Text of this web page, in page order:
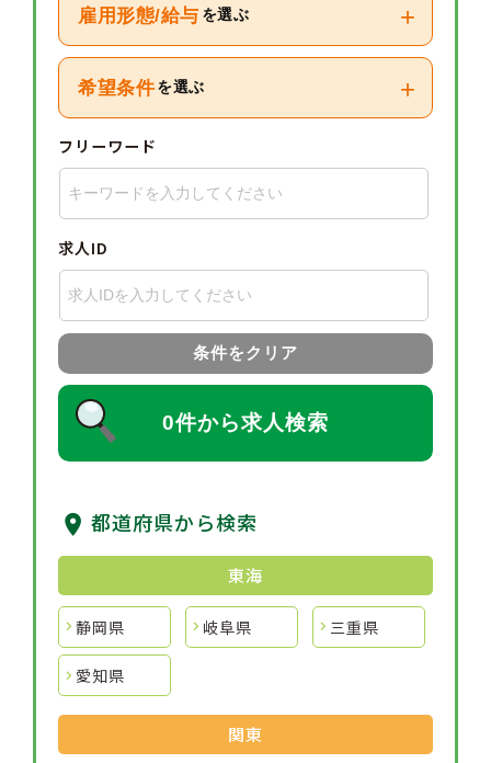
雇用形態/給与 を選ぶ +
希望条件 を選ぶ +
フリーワード
求人ID
条件をクリア
0件から求人検索
都道府県から検索
東海
静岡県 岐阜県 三重県
愛知県
関東